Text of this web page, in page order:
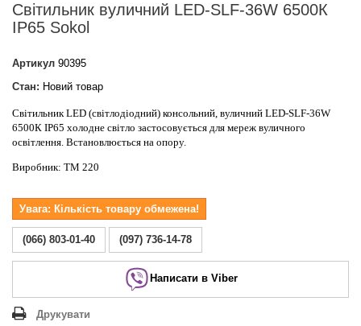
Світильник вуличний LED-SLF-36W 6500К
IP65 Sokol
Артикул 90395
Стан: Новий товар
Світильник LED (світлодіодний) консольний, вуличний LED-SLF-36W
6500К IP65 холодне світло застосовується для мереж вуличного
освітлення. Встановлюється на опору.
Виробник: ТМ 220
Увага: Кількість товару обмежена!
(066) 803-01-40 (097) 736-14-78
Написати в Viber
Друкувати